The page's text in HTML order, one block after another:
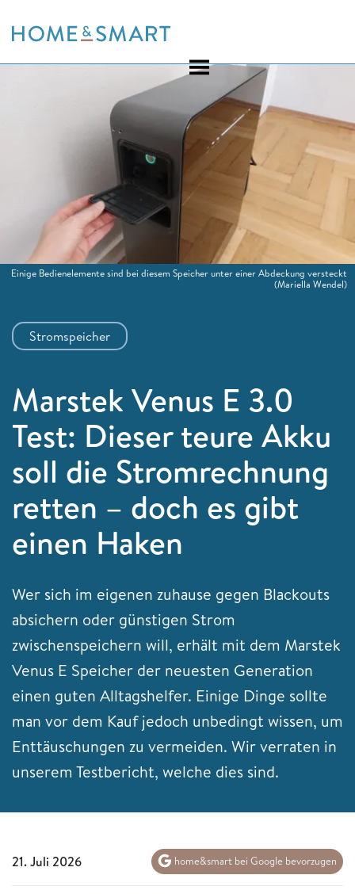
to
Stromspeicher
Marstek Venus E 3.0
Test: Dieser teure Akku
soll die Stromrechnung
retten – doch es gibt
einen Haken
Wer sich im eigenen zuhause gegen Blackouts
absichern oder günstigen Strom
zwischenspeichern will, erhält mit dem Marstek
Venus E Speicher der neuesten Generation
einen guten Alltagshelfer. Einige Dinge sollte
man vor dem Kauf jedoch unbedingt wissen, um
Enttäuschungen zu vermeiden. Wir verraten in
unserem Testbericht, welche dies sind.
Einige Bedienelemente sind bei diesem Speicher unter einer Abdeckung versteckt
(Mariella Wendel)
21. Juli 2026 home&smart bei Google bevorzugen